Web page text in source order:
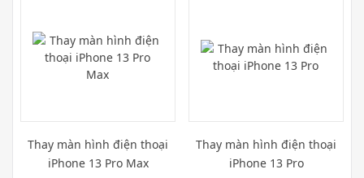
Thay màn hình điện thoại
iPhone 13 Pro Max
Thay màn hình điện thoại
iPhone 13 Pro